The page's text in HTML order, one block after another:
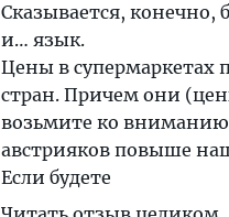
Сказывается, конечно,
и… язык.
Цены в супермаркетах
стран. Причем они
возьмите ко вниманию
австрияков повыше
Если будете